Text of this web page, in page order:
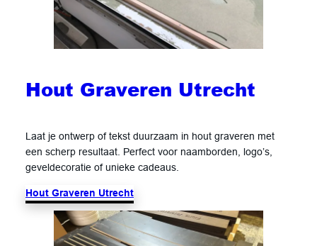
Hout Graveren Utrecht
Laat je ontwerp of tekst duurzaam in hout graveren met
een scherp resultaat. Perfect voor naamborden, logo’s,
geveldecoratie of unieke cadeaus.
Hout Graveren Utrecht